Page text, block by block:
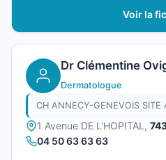
Voir la
Dr Clémentine
Dermatologue
CH ANNECY-GENEVOIS SITE
1 Avenue DE L'HOPITAL,
04 50 63 63 63